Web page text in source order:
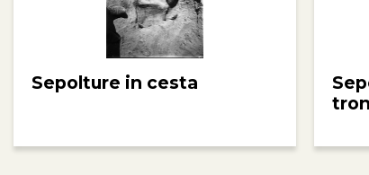
Sepolture in cesta